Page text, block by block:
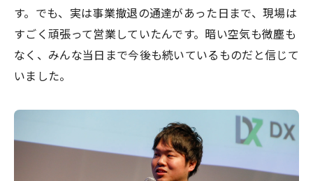
す。でも、実は事業撤退の通達があった日まで、現場は
すごく頑張って営業していたんです。暗い空気も微塵も
なく、みんな当日まで今後も続いているものだと信じて
いました。